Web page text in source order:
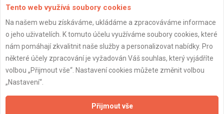
ZPĚT
Aktualizováno z portálu ARES dne 01.12.2024 18:30:10
Tento web využívá soubory cookies
Na našem webu získáváme, ukládáme a zpracováváme informace
o jeho uživatelích. K tomuto účelu využíváme soubory cookies, které
nám pomáhají zkvalitnit naše služby a personalizovat nabídky. Pro
některé účely zpracování je vyžadován Váš souhlas, který vyjádříte
volbou „Přijmout vše“. Nastavení cookies můžete změnit volbou
„Nastavení“.
Přijmout vše